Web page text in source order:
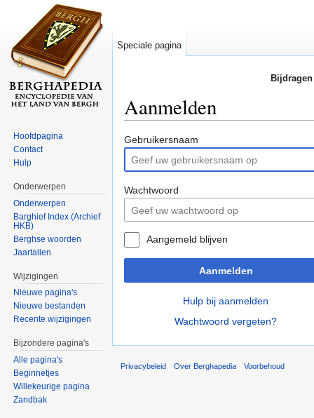
Aanmelden
Gebruikersnaam
Wachtwoord
Aangemeld blijven
Aanmelden
Hulp bij aanmelden
Wachtwoord vergeten?
Speciale pagina
Hoofdpagina
Contact
Hulp
Onderwerpen
Onderwerpen
Barghief Index (Archief
HKB)
Berghse woorden
Jaartallen
Wijzigingen
Nieuwe pagina's
Nieuwe bestanden
Recente wijzigingen
Bijzondere pagina's
Alle pagina's
Beginnetjes
Willekeurige pagina
Zandbak
Privacybeleid Over Berghapedia Voorbehoud